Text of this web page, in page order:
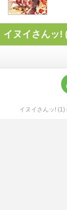
イヌイさんッ!
イヌイさんッ!